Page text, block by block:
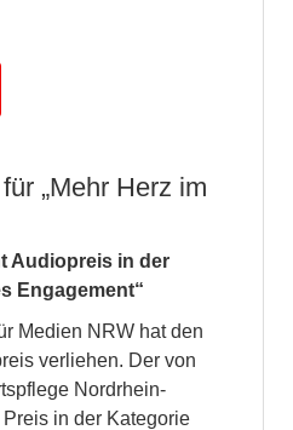
„Mehr Herz im
Audiopreis in der
Engagement“
Medien NRW hat den
verliehen. Der von
Nordrhein-
in der Kategorie